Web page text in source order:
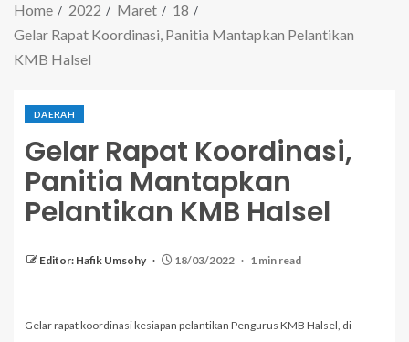
Home 2022 Maret
18
Gelar Rapat Koordinasi, Panitia Mantapkan Pelantikan
KMB Halsel
DAERAH
Gelar Rapat Koordinasi,
Panitia Mantapkan
Pelantikan KMB Halsel
Editor: Hafik Umsohy 18/03/2022 1 min read
Gelar rapat koordinasi kesiapan pelantikan Pengurus KMB Halsel, di